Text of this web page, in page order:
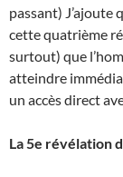
passant) J’ajoute
cette quatrième
surtout) que
atteindre
un accès direct
La 5e révélation